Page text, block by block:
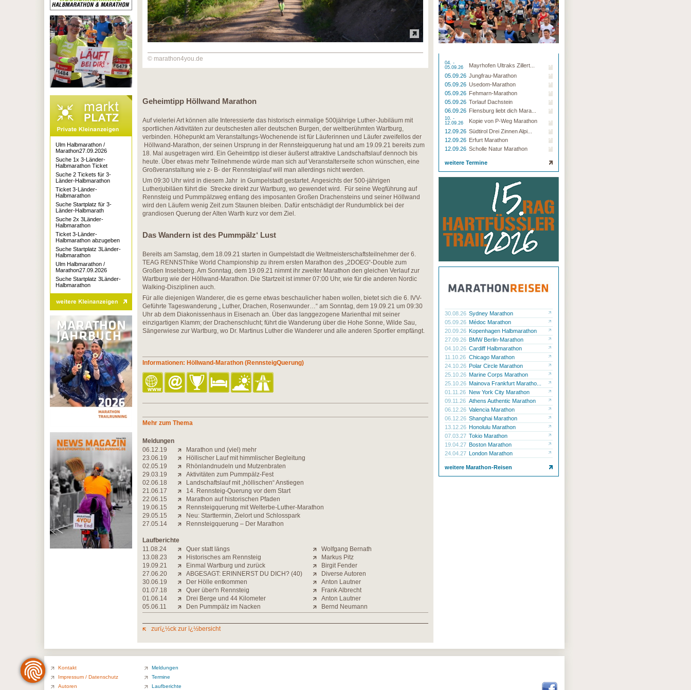
© marathon4you.de
Geheimtipp Höllwand Marathon
Auf vielerlei Art können alle Interessierte das historisch einmalige 500jährige Luther-Jubiläum mit
sportlichen Aktivitäten zur deutschesten aller deutschen Burgen, der weltberühmten Wartburg,
verbinden. Höhepunkt am Veranstaltungs-Wochenende ist für Läuferinnen und Läufer zweifellos der
Höllwand-Marathon, der seinen Ursprung in der Rennsteigquerung hat und am 19.09.21 bereits zum
18. Mal ausgetragen wird. Ein Geheimtipp ist dieser äußerst attraktive Landschaftslauf dennoch bis
heute. Über etwas mehr Teilnehmende würde man sich auf Veranstalterseite schon wünschen, eine
Großveranstaltung wie z- B- der Rennsteiglauf will man allerdings nicht werden.
Um 09:30 Uhr wird in diesem Jahr in Gumpelstadt gestartet. Angesichts der 500-jährigen
Lutherjubiläen führt die Strecke direkt zur Wartburg, wo gewendet wird. Für seine Wegführung auf
Rennsteig und Pummpälzweg entlang des imposanten Großen Drachensteins und seiner Höllwand
wird den Läufern wenig Zeit zum Staunen bleiben. Dafür entschädigt der Rundumblick bei der
grandiosen Querung der Alten Warth kurz vor dem Ziel.
Das Wandern ist des Pummpälz‘ Lust
Bereits am Samstag, dem 18.09.21 starten in Gumpelstadt die Weltmeisterschaftsteilnehmer der 6.
TEAG RENNSThike World Championship zu ihrem ersten Marathon des „2DOEG“-Double zum
Großen Inselsberg. Am Sonntag, dem 19.09.21 nimmt ihr zweiter Marathon den gleichen Verlauf zur
Wartburg wie der Höllwand-Marathon. Die Startzeit ist immer 07:00 Uhr, wie für die anderen Nordic
Walking-Disziplinen auch.
Für alle diejenigen Wanderer, die es gerne etwas beschaulicher haben wollen, bietet sich die 6. IVV-
Geführte Tageswanderung „ Luther, Drachen, Rosenwunder…“ am Sonntag, dem 19.09.21 um 09:30
Uhr ab dem Diakonissenhaus in Eisenach an. Über das langgezogene Marienthal mit seiner
einzigartigen Klamm; der Drachenschlucht; führt die Wanderung über die Hohe Sonne, Wilde Sau,
Sängerwiese zur Wartburg, wo Dr. Martinus Luther die Wanderer und alle anderen Sportler empfängt.
Informationen: Höllwand-Marathon (RennsteigQuerung)
Mehr zum Thema
Meldungen
06.12.19
Marathon und (viel) mehr
23.06.19
Höllischer Lauf mit himmlischer Begleitung
02.05.19
Rhönlandnudeln und Mutzenbraten
29.03.19
Aktivitäten zum Pummpälz-Fest
02.06.18
Landschaftslauf mit „höllischen“ Anstiegen
21.06.17
14. Rennsteig-Querung vor dem Start
22.06.15
Marathon auf historischen Pfaden
19.06.15
Rennsteigquerung mit Welterbe-Luther-Marathon
29.05.15
Neu: Starttermin, Zielort und Schlosspark
27.05.14
Rennsteigquerung – Der Marathon
Laufberichte
11.08.24
Quer statt längs
Wolfgang Bernath
13.08.23
Historisches am Rennsteig
Markus Pitz
19.09.21
Einmal Wartburg und zurück
Birgit Fender
27.06.20
ABGESAGT: ERINNERST DU DICH? (40)
Diverse Autoren
30.06.19
Der Hölle entkommen
Anton Lautner
01.07.18
Quer über'n Rennsteig
Frank Albrecht
01.06.14
Drei Berge und 44 Kilometer
Anton Lautner
05.06.11
Den Pummpälz im Nacken Bernd Neumann
zurï¿½ck zur ï¿½bersicht
04. -
05.09.26
Mayrhofen Ultraks Zillert...
05.09.26 Jungfrau-Marathon
05.09.26 Usedom-Marathon
05.09.26 Fehmarn-Marathon
05.09.26 Torlauf Dachstein
06.09.26 Flensburg liebt dich Mara...
10. -
12.09.26
Kopie von P-Weg Marathon
12.09.26 Südtirol Drei Zinnen Alpi...
12.09.26 Erfurt Marathon
12.09.26 Scholle Natur Marathon
weitere Termine
30.08.26 Sydney Marathon
05.09.26 Médoc Marathon
20.09.26 Kopenhagen Halbmarathon
27.09.26 BMW Berlin-Marathon
04.10.26 Cardiff Halbmarathon
11.10.26 Chicago Marathon
24.10.26 Polar Circle Marathon
25.10.26 Marine Corps Marathon
25.10.26 Mainova Frankfurt Maratho...
01.11.26 New York City Marathon
09.11.26 Athens Authentic Marathon
06.12.26 Valencia Marathon
06.12.26 Shanghai Marathon
13.12.26 Honolulu Marathon
07.03.27 Tokio Marathon
19.04.27 Boston Marathon
24.04.27 London Marathon
weitere Marathon-Reisen
Ulm Halbmarathon /
Marathon27.09.2026
Suche 1x 3-Länder-
Halbmarathon Ticket
Suche 2 Tickets für 3-
Länder-Halbmarathon
Ticket 3-Länder-
Halbmarathon
Suche Startplatz für 3-
Länder-Halbmarath
Suche 2x 3Länder-
Halbmarathon
Ticket 3-Länder-
Halbmarathon abzugeben
Suche Startplatz 3Länder-
Halbmarathon
Ulm Halbmarathon /
Marathon27.09.2026
Suche Startplatz 3Länder-
Halbmarathon
Kontakt
Impressum / Datenschutz
Autoren
Meldungen
Termine
Laufberichte